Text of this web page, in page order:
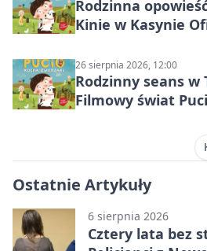
Rodzinna
Kinie w Kasynie
26 sierpnia 2026, 12:00
Rodzinny seans w
Filmowy świat
Ostatnie Artykuły
6 sierpnia 2026
Cztery lata bez